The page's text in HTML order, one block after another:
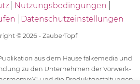
Nutzungsbedingungen
Datenschutzeinstellungen
© 2026 - ZauberTopf
aus dem Hause falkemedia und
zu den Unternehmen der Vorwerk-
und die Produktgestaltungen